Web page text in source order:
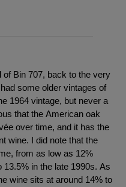
Bin 707, back to the very
some older vintages of
1964 vintage, but never a
that the American oak
over time, and it has the
wine. I did note that the
from as low as 12%
in the late 1990s. As
wine sits at around 14% to